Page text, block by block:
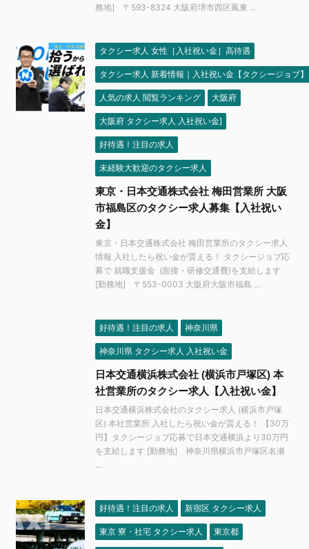
務地] 〒593-8324 大阪府堺市西区鳳東 ...
タクシー求人 女性［入社祝い金］高待遇
タクシー求人 新着情報｜入社祝い金【タクシージョブ】
人気の求人 閲覧ランキング 大阪府
大阪府 タクシー求人 入社祝い金]
好待遇！注目の求人
未経験大歓迎のタクシー求人
東京・日本交通株式会社 梅田営業所 大阪
市福島区のタクシー求人募集【入社祝い
金】
東京・日本交通株式会社 梅田営業所のタクシー求人
情報 入社したら祝い金が貰える！ タクシージョブ応
募で 就職支援金 (面接・研修交通費)を支給します
[勤務地] 〒553-0003 大阪府大阪市福島 ...
好待遇！注目の求人 神奈川県
神奈川県 タクシー求人 入社祝い金
日本交通横浜株式会社 (横浜市戸塚区) 本
社営業所のタクシー求人【入社祝い金】
日本交通横浜株式会社のタクシー求人 (横浜市戸塚
区) 本社営業所 入社したら祝い金が貰える！ 【30万
円】タクシージョブ応募で日本交通横浜より30万円
を支給します [勤務地] 神奈川県横浜市戸塚区名瀬
...
好待遇！注目の求人 新宿区 タクシー求人
東京 寮・社宅 タクシー求人 東京都